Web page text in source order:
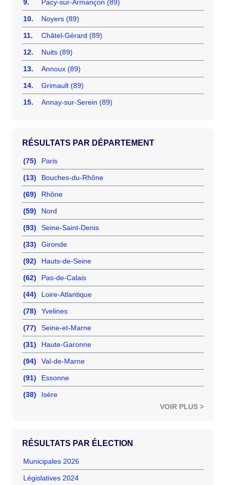
9. Pacy-sur-Armançon (89)
10. Noyers (89)
11. Châtel-Gérard (89)
12. Nuits (89)
13. Annoux (89)
14. Grimault (89)
15. Annay-sur-Serein (89)
RÉSULTATS PAR DÉPARTEMENT
(75) Paris
(13) Bouches-du-Rhône
(69) Rhône
(59) Nord
(93) Seine-Saint-Denis
(33) Gironde
(92) Hauts-de-Seine
(62) Pas-de-Calais
(44) Loire-Atlantique
(78) Yvelines
(77) Seine-et-Marne
(31) Haute-Garonne
(94) Val-de-Marne
(91) Essonne
(38)
Isère
VOIR PLUS >
RÉSULTATS PAR ÉLECTION
Municipales 2026
Législatives 2024